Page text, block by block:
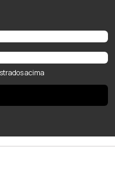
acima